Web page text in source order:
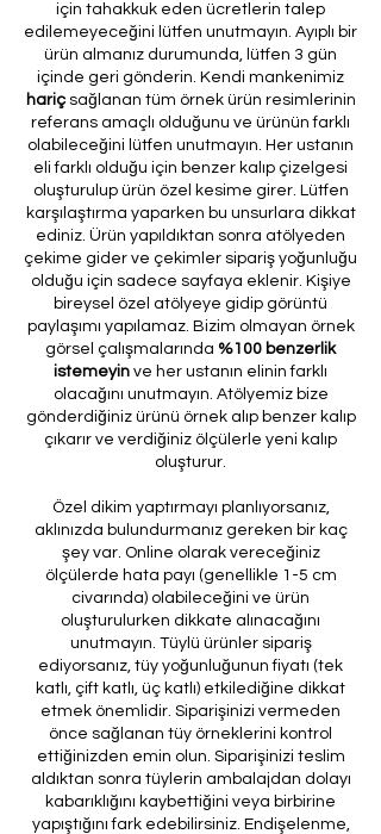
için tahakkuk eden ücretlerin talep
edilemeyeceğini lütfen unutmayın. Ayıplı bir
ürün almanız durumunda, lütfen 3 gün
içinde geri gönderin. Kendi mankenimiz
hariçsağlanan tüm örnek ürün resimlerinin
referans amaçlı olduğunu ve ürünün farklı
olabileceğini lütfen unutmayın. Her ustanın
eli farklı olduğu için benzer kalıp çizelgesi
oluşturulup ürün özel kesime girer. Lütfen
karşılaştırma yaparken bu unsurlara dikkat
ediniz. Ürün yapıldıktan sonra atölyeden
çekime gider ve çekimler sipariş yoğunluğu
olduğu için sadece sayfaya eklenir. Kişiye
bireysel özel atölyeye gidip görüntü
paylaşımı yapılamaz. Bizim olmayan örnek
görsel çalışmalarında %100 benzerlik
istemeyin ve her ustanın elinin farklı
olacağını unutmayın. Atölyemiz bize
gönderdiğiniz ürünü örnek alıp benzer kalıp
çıkarır ve verdiğiniz ölçülerle yeni kalıp
oluşturur.
Özel dikim yaptırmayı planlıyorsanız,
aklınızda bulundurmanız gereken bir kaç
şey var. Online olarak vereceğiniz
ölçülerde hata payı (genellikle 1-5 cm
civarında) olabileceğini ve ürün
oluşturulurken dikkate alınacağını
unutmayın. Tüylü ürünler sipariş
ediyorsanız, tüy yoğunluğunun fiyatı (tek
katlı, çift katlı, üç katlı) etkilediğine dikkat
etmek önemlidir. Siparişinizi vermeden
önce sağlanan tüy örneklerini kontrol
ettiğinizden emin olun. Siparişinizi teslim
aldıktan sonra tüylerin ambalajdan dolayı
kabarıklığını kaybettiğini veya birbirine
yapıştığını fark edebilirsiniz. Endişelenme,